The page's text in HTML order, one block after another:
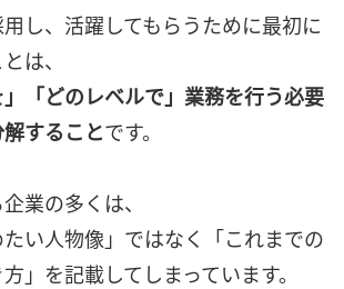
し、活躍してもらうために最初に
は、
」「どのレベルで」業務を行う必要
することです。
業の多くは、
い人物像」ではなく「これまでの
」を記載してしまっています。